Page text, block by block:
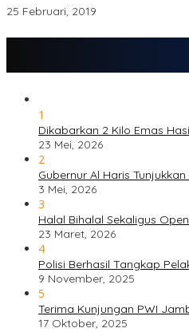
25 Februari, 2019
1
Dikabarkan 2 Kilo Emas
23 Mei, 2026
2
Gubernur Al Haris
3 Mei, 2026
3
Halal Bihalal Sekaligus
23 Maret, 2026
4
Polisi Berhasil Tangkap
9 November, 2025
5
Terima Kunjungan PWI
17 Oktober, 2025